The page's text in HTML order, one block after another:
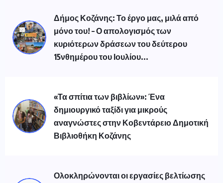
Δήμος Κοζάνης: Το έργο μας, μιλά από
μόνο του! – Ο απολογισμός των
κυριότερων δράσεων του δεύτερου
15νθημέρου του Ιουλίου...
«Τα σπίτια των βιβλίων»: Ένα
δημιουργικό ταξίδι για μικρούς
αναγνώστες στην Κοβεντάρειο Δημοτική
Βιβλιοθήκη Κοζάνης
Ολοκληρώνονται οι εργασίες βελτίωσης